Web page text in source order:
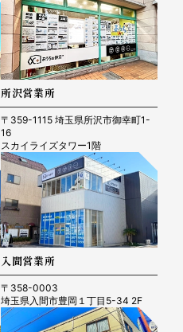
所沢営業所
〒359-1115 埼玉県所沢市御幸町1-
16
スカイライズタワー1階
入間営業所
〒358-0003
埼玉県入間市豊岡１丁目5-34 2F